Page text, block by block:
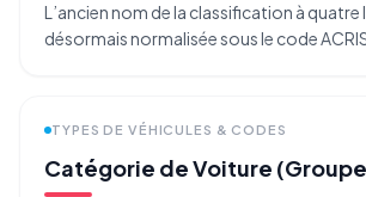
L’ancien nom de la classification à quatre
désormais normalisée sous le code
TYPES DE VÉHICULES & CODES
Catégorie de Voiture